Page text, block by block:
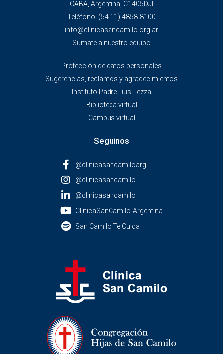
CABA, Argentina, C1405DJI
Teléfono: (54 11) 4858-8100
info@clinicasancamilo.org.ar
Sumate a nuestro equipo
Protección de datos personales
Sugerencias, reclamos y agradecimientos
Instituto Padre Luis Tezza
Biblioteca virtual
Campus virtual
Seguinos
@clinicasancamiloarg
@clinicasancamilo
@clinicasancamilo
ClinicaSanCamilo-Argentina
San Camilo Te Cuida